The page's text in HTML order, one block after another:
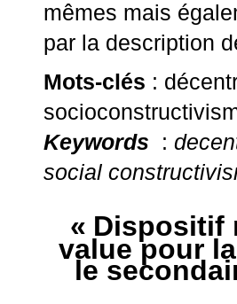
mêmes mais
par la description
Mots-clés :
Keywords
:
social
« Dispositif
value pour
le